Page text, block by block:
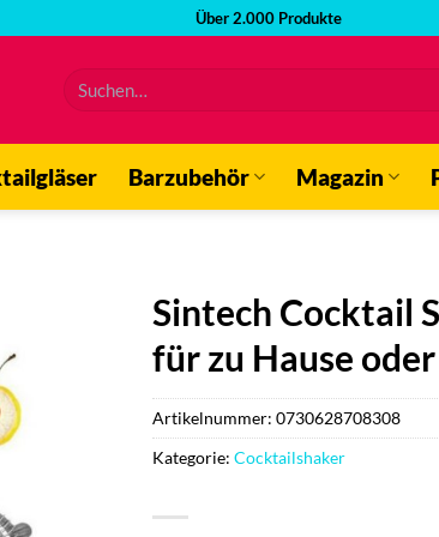
Über 2.000 Produkte
Suchen
nach:
Barzubehör Magazin
Sintech Cocktail
für zu Hause
Artikelnummer: 0730628708308
Kategorie: Cocktailshaker